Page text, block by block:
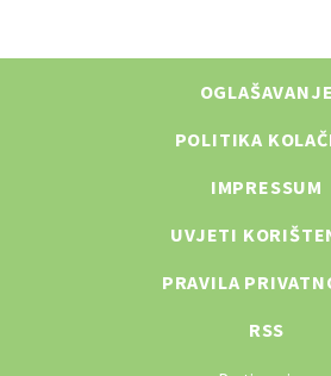
OGLAŠAVANJE
POLITIKA
IMPRESSUM
UVJETI
PRAVILA
RSS